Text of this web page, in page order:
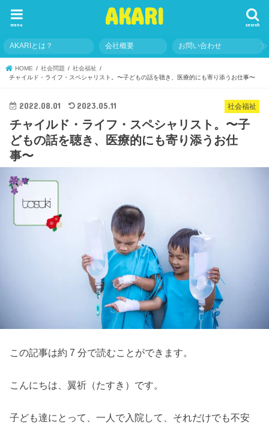
AKARI search
menu
AKARIとは？ 会社概要 お問い合わせ
HOME 社会問題
社会福祉
チャイルド・ライフ・スペシャリスト。〜子どもの話を聴き、医療的にも寄り添うお仕事〜
社会福祉
2022.08.01 2023.05.11
チャイルド・ライフ・スペシャリスト。〜子
どもの話を聴き、医療的にも寄り添うお仕
事〜
この記事は約 7 分で読むことができます。
こんにちは、翼祈（たすき）です。
子ども達にとって、一人で入院して、それだけでも不安